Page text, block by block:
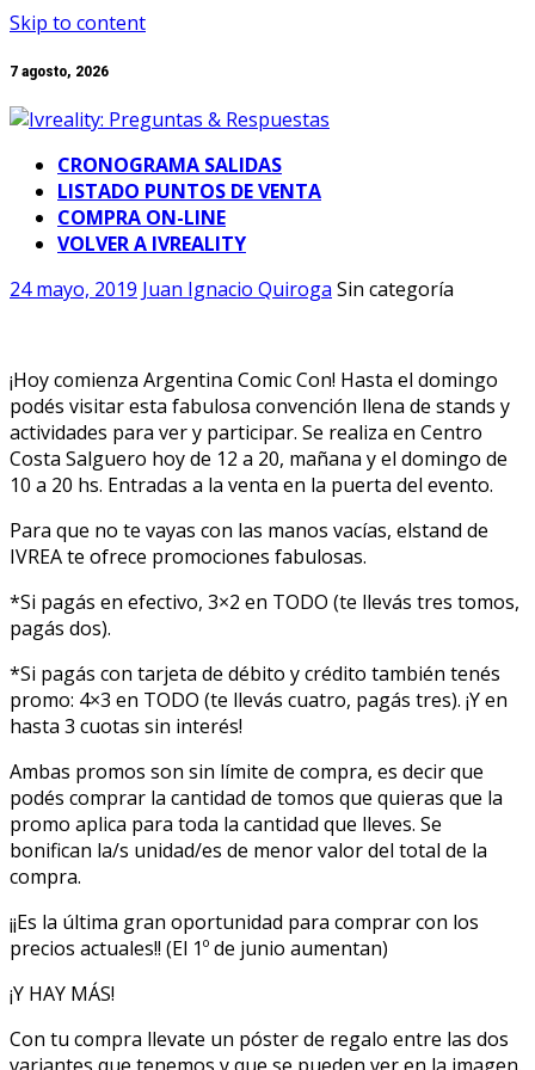
Skip to content
7 agosto, 2026
CRONOGRAMA SALIDAS
LISTADO PUNTOS DE VENTA
COMPRA ON-LINE
VOLVER A IVREALITY
24 mayo, 2019 Juan Ignacio Quiroga Sin categoría
¡Hoy comienza Argentina Comic Con! Hasta el domingo
podés visitar esta fabulosa convención llena de stands y
actividades para ver y participar. Se realiza en Centro
Costa Salguero hoy de 12 a 20, mañana y el domingo de
10 a 20 hs. Entradas a la venta en la puerta del evento.
Para que no te vayas con las manos vacías, elstand de
IVREA te ofrece promociones fabulosas.
*Si pagás en efectivo, 3×2 en TODO (te llevás tres tomos,
pagás dos).
*Si pagás con tarjeta de débito y crédito también tenés
promo: 4×3 en TODO (te llevás cuatro, pagás tres). ¡Y en
hasta 3 cuotas sin interés!
Ambas promos son sin límite de compra, es decir que
podés comprar la cantidad de tomos que quieras que la
promo aplica para toda la cantidad que lleves. Se
bonifican la/s unidad/es de menor valor del total de la
compra.
¡¡Es la última gran oportunidad para comprar con los
precios actuales!! (El 1º de junio aumentan)
¡Y HAY MÁS!
Con tu compra llevate un póster de regalo entre las dos